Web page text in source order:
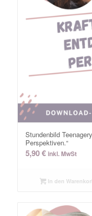
Stundenbild
Perspektiven.“
5,90€ inkl. MwSt
In den